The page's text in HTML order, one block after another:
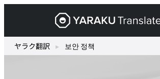
content
ヤ
ラ
ク
翻
ヤラク翻訳 ▸ 보안 정책